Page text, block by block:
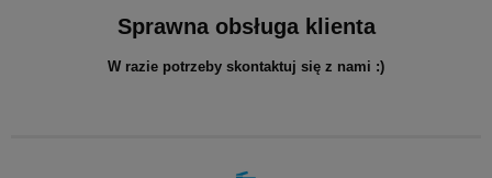
Sprawna obsługa klienta
W razie potrzeby skontaktuj się z nami :)